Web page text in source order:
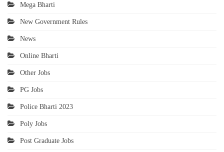
Mega Bharti
New Government Rules
News
Online Bharti
Other Jobs
PG Jobs
Police Bharti 2023
Poly Jobs
Post Graduate Jobs